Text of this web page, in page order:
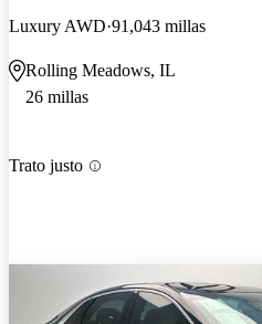
Luxury AWD 91,043 millas
Rolling Meadows, IL
26 millas
Trato justo